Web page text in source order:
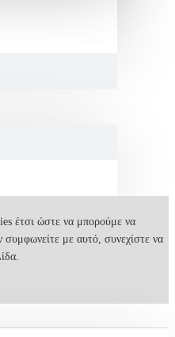
έτσι ώστε να μπορούμε να
με αυτό, συνεχίστε να